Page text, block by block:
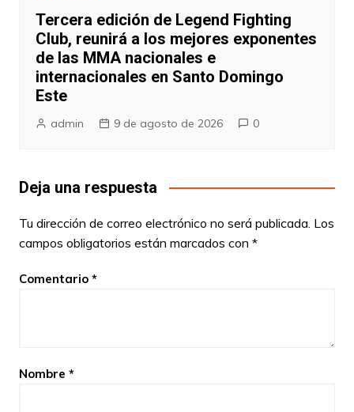
Tercera edición de Legend Fighting
Club, reunirá a los mejores exponentes
de las MMA nacionales e
internacionales en Santo Domingo
Este
admin 9 de agosto de 2026 0
Deja una respuesta
Tu dirección de correo electrónico no será publicada. Los
campos obligatorios están marcados con *
Comentario *
Nombre *